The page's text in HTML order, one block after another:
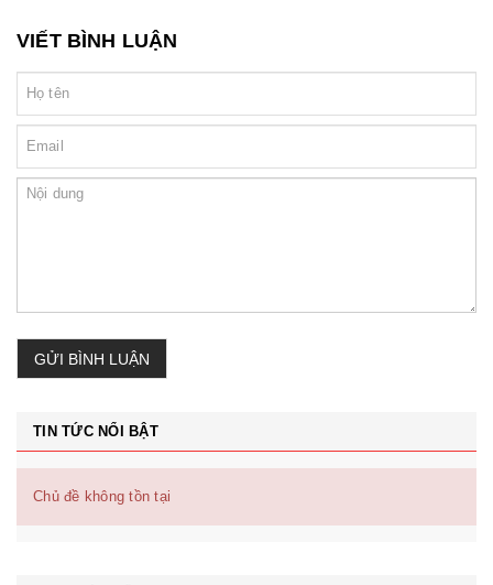
VIẾT BÌNH LUẬN
GỬI BÌNH LUẬN
TIN TỨC NỔI BẬT
Chủ đề không tồn tại